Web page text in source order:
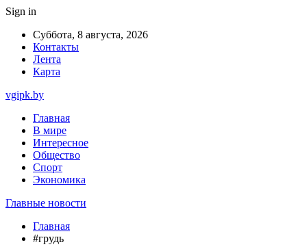
Sign in
Суббота, 8 августа, 2026
Контакты
Лента
Карта
vgipk.by
Главная
В мире
Интересное
Общество
Спорт
Экономика
Главные новости
Главная
#грудь